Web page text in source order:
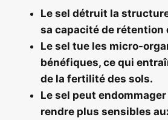
Le sel détruit la
sa capacité de rétention
Le sel tue les micro-
bénéfiques, ce qui
de la fertilité des sols.
Le sel peut
rendre plus sensibles